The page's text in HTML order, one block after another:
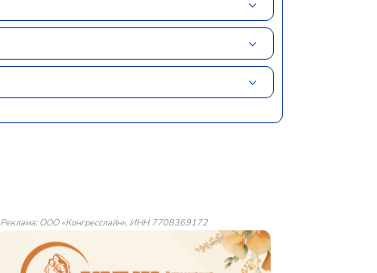
Реклама: ООО «Конгресслайн», ИНН 7708369172